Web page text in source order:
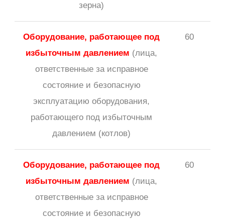
зерна)
Оборудование, работающее под
избыточным давлением (лица,
ответственные за исправное
состояние и безопасную
эксплуатацию оборудования,
работающего под избыточным
давлением (котлов)
60
Оборудование, работающее под
избыточным давлением (лица,
ответственные за исправное
состояние и безопасную
60